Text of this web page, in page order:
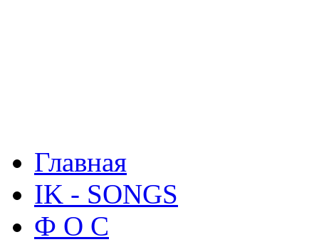
Главная
IK - SONGS
Ф О С